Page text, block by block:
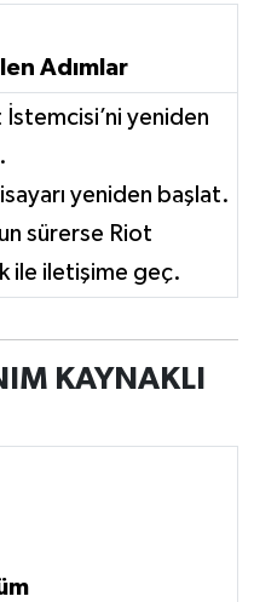
Adımlar
İstemcisi’ni yeniden
yeniden başlat.
sürerse Riot
ile iletişime geç.
KAYNAKLI